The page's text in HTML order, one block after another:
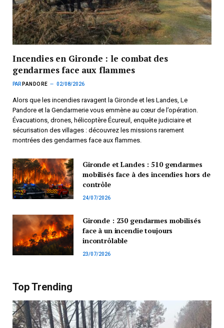
Incendies en Gironde : le combat des
gendarmes face aux flammes
PAR PANDORE 02/08/2026
Alors que les incendies ravagent la Gironde et les Landes, Le
Pandore et la Gendarmerie vous emmène au cœur de l’opération.
Évacuations, drones, hélicoptère Écureuil, enquête judiciaire et
sécurisation des villages : découvrez les missions rarement
montrées des gendarmes face aux flammes.
Gironde et Landes : 510 gendarmes
mobilisés face à des incendies hors de
contrôle
24/07/2026
Gironde : 230 gendarmes mobilisés
face à un incendie toujours
incontrôlable
23/07/2026
Top Trending